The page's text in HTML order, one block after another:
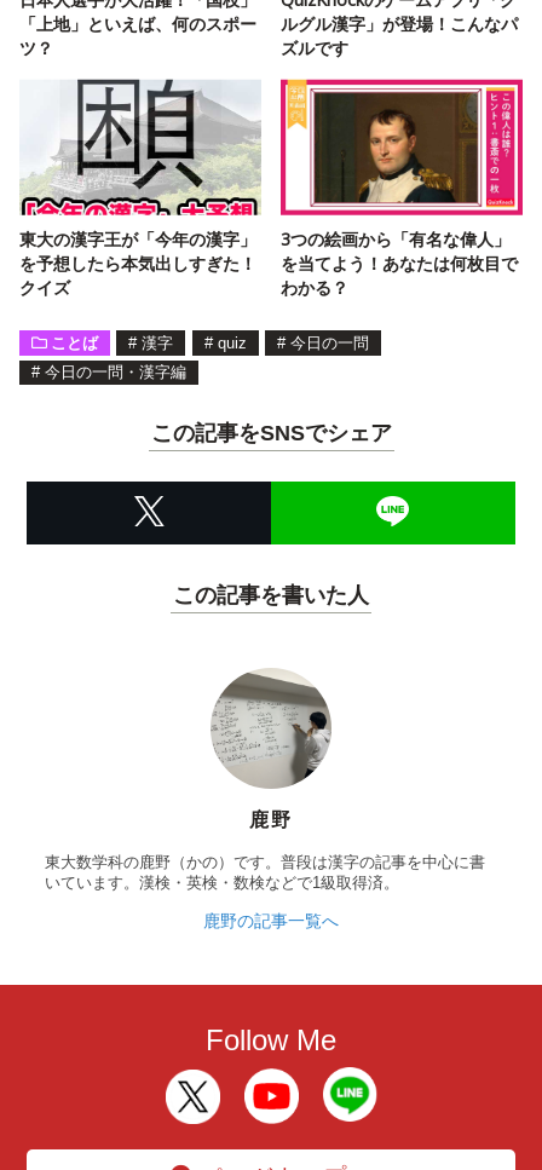
「上地」といえば、何のスポー
ツ？
ルグル漢字」が登場！こんなパ
ズルです
東大の漢字王が「今年の漢字」
を予想したら本気出しすぎた！
クイズ
3つの絵画から「有名な偉人」
を当てよう！あなたは何枚目で
わかる？
ことば # 漢字 # quiz # 今日の一問
# 今日の一問・漢字編
この記事をSNSでシェア
この記事を書いた人
鹿野
東大数学科の鹿野（かの）です。普段は漢字の記事を中心に書
いています。漢検・英検・数検などで1級取得済。
鹿野の記事一覧へ
Follow Me